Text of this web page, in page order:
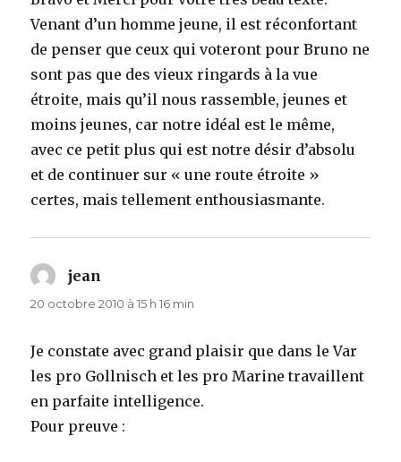
Venant d’un homme jeune, il est réconfortant
de penser que ceux qui voteront pour Bruno ne
sont pas que des vieux ringards à la vue
étroite, mais qu’il nous rassemble, jeunes et
moins jeunes, car notre idéal est le même,
avec ce petit plus qui est notre désir d’absolu
et de continuer sur « une route étroite »
certes, mais tellement enthousiasmante.
jean
20 octobre 2010 à 15 h 16 min
Je constate avec grand plaisir que dans le Var
les pro Gollnisch et les pro Marine travaillent
en parfaite intelligence.
Pour preuve :